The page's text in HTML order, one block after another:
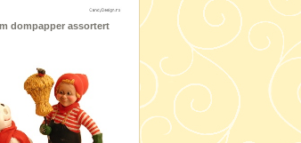
dompapper assortert